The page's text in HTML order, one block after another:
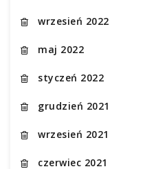
wrzesień 2022
maj 2022
styczeń 2022
grudzień 2021
wrzesień 2021
czerwiec 2021